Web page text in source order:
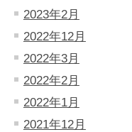
2023年2月
2022年12月
2022年3月
2022年2月
2022年1月
2021年12月